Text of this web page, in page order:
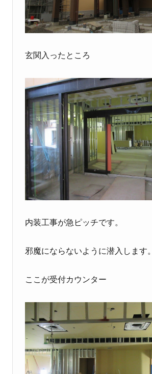
玄関入ったところ
内装工事が急ピッチです。
邪魔にならないように潜入します。
ここが受付カウンター